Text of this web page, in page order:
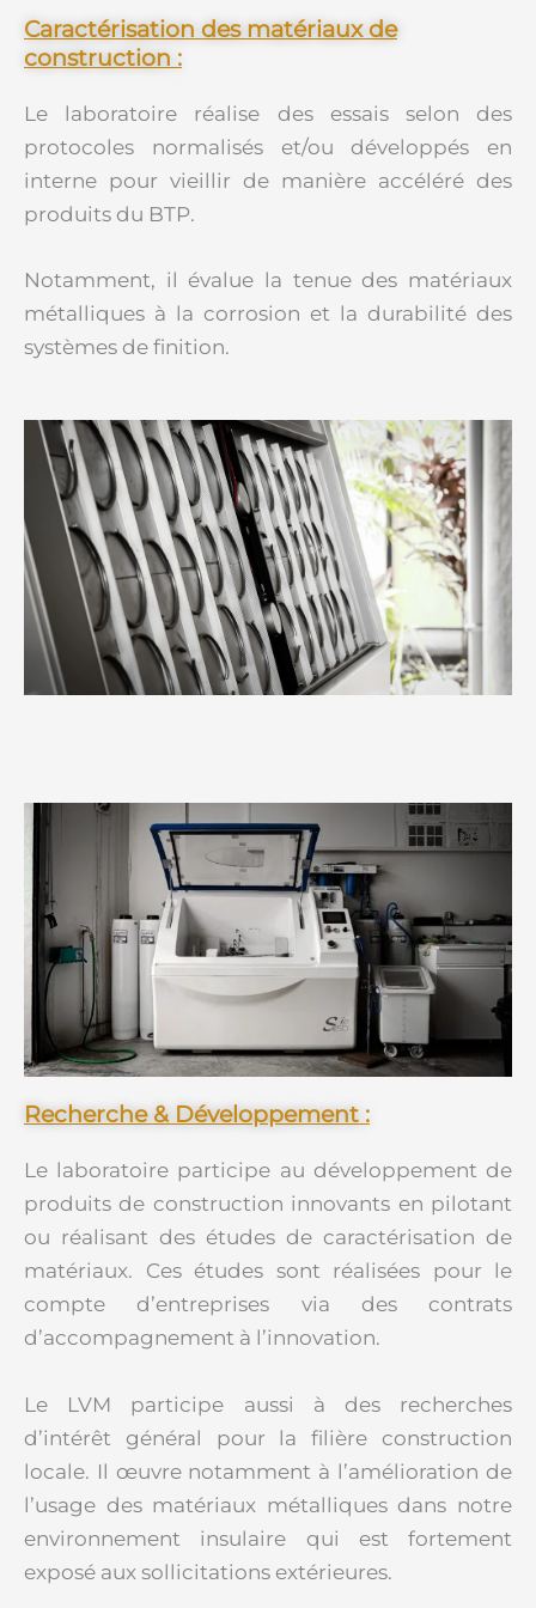
Caractérisation des matériaux de
construction :
Le laboratoire réalise des essais selon des
protocoles normalisés et/ou développés en
interne pour vieillir de manière accéléré des
produits du BTP.
Notamment, il évalue la tenue des matériaux
métalliques à la corrosion et la durabilité des
systèmes de finition.
Recherche & Développement :
Le laboratoire participe au développement de
produits de construction innovants en pilotant
ou réalisant des études de caractérisation de
matériaux. Ces études sont réalisées pour le
compte d’entreprises via des contrats
d’accompagnement à l’innovation.
Le LVM participe aussi à des recherches
d’intérêt général pour la filière construction
locale. Il œuvre notamment à l’amélioration de
l’usage des matériaux métalliques dans notre
environnement insulaire qui est fortement
exposé aux sollicitations extérieures.